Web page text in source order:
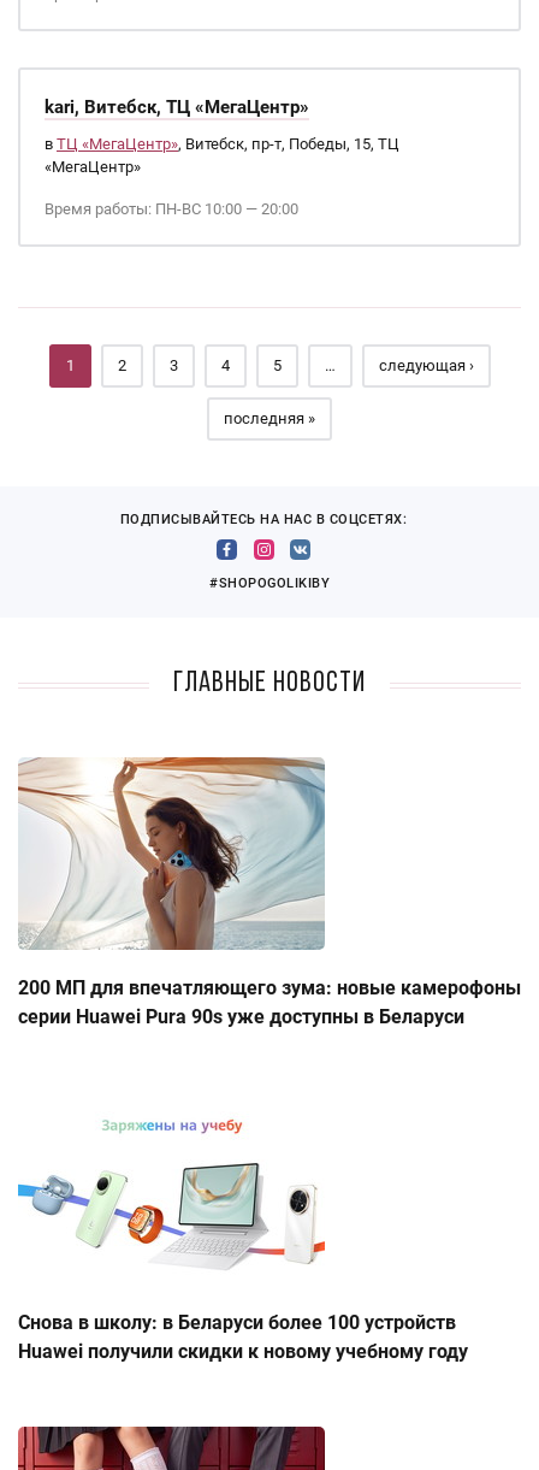
kari, Витебск, ТЦ «МегаЦентр»
в ТЦ «МегаЦентр», Витебск, пр-т, Победы, 15, ТЦ
«МегаЦентр»
Время работы: ПН-ВС 10:00 — 20:00
Страницы
1 2 3 4 5 … следующая ›
последняя »
ПОДПИСЫВАЙТЕСЬ НА НАС В СОЦСЕТЯХ:
#SHOPOGOLIKIBY
Главные новости
200 МП для впечатляющего зума: новые камерофоны
серии Huawei Pura 90s уже доступны в Беларуси
Снова в школу: в Беларуси более 100 устройств
Huawei получили скидки к новому учебному году